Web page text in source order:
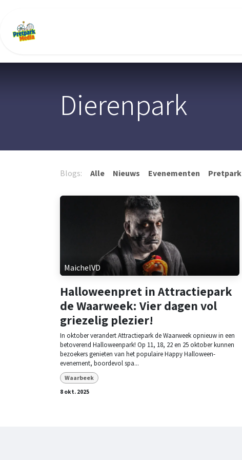
Dierenpark
Blogs: Alle Nieuws Evenementen Pretpark
MaichelVD
Halloweenpret in Attractiepark
de Waarweek: Vier dagen vol
griezelig plezier!
In oktober verandert Attractiepark de Waarweek opnieuw in een
betoverend Halloweenpark! Op 11, 18, 22 en 25 oktober kunnen
bezoekers genieten van het populaire Happy Halloween-
evenement, boordevol spa...
Waarbeek
8 okt. 2025